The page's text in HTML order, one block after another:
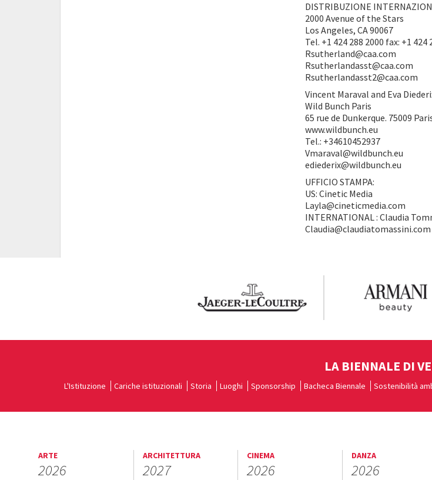
DISTRIBUZIONE
2000 Avenue of the Stars
Los Angeles, CA 90067
Tel. +1 424 288 2000 fax: +1 424
Rsutherland@caa.com
Rsutherlandasst@caa.com
Rsutherlandasst2@caa.com
Vincent Maraval and Eva
Wild Bunch Paris
65 rue de Dunkerque. 75009
www.wildbunch.eu
Tel.: +34610452937
Vmaraval@wildbunch.eu
ediederix@wildbunch.eu
UFFICIO STAMPA:
US: Cinetic Media
Layla@cineticmedia.com
INTERNATIONAL : Claudia
Claudia@claudiatomassini.com
LA BIENNALE DI
L'Istituzione Cariche istituzionali Storia Luoghi Sponsorship Bacheca Biennale Sostenibilità
ARTE
2026
ARCHITETTURA
2027
CINEMA
2026
DANZA
2026